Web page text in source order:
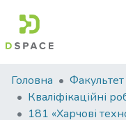
Фонди
та
зібрання
Головна